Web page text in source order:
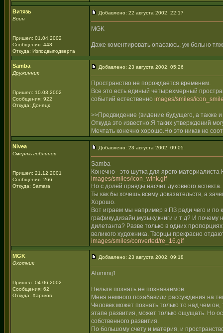
Витязь
Воин
Пришел: 01.04.2002
Сообщения: 448
Откуда: Изподвыподверта
Добавлено: 22 августа 2002, 22:17
MGK
Даже коментировать опасаюсь, уж больно
Samba
Дружинник
Пришел: 10.03.2002
Сообщения: 922
Откуда: Донецк
Добавлено: 23 августа 2002, 05:26
Пространство не порождается временем.
Все это есть единый четырехмерный
событий естественно images/smiles/
>>Предвидение (видение будущего, а также
Откуда это известно.Я таких утверждений
Мечтать конечно хорошо.Но это никак не
Nivea
Смерть гоблинов
Пришел: 21.12.2001
Сообщения: 266
Откуда: Samara
Добавлено: 23 августа 2002, 09:05
Samba
Конечно - это шутка для ярого материалиста
images/smiles/icon_wink.gif
Но с долей правды насчет духовного аспекта.
Ты как бы хочешь всему доказательств, а
Хорошо.
Вот играем мы например в ПЗ ради чего и по
графику,дизайн,музыку,книги и т д? И
дилетанта? Разве только в одних
великого художника. Творцы прекрасно
images/smiles/converted/re_16.gif
MGK
Охотник
Пришел: 04.06.2002
Сообщения: 62
Откуда: Харьков
Добавлено: 23 августа 2002, 09:18
Aluminij1
Нельзя познать не познаваемое.
Меня немного позабавили рассуждения на
Человек может познать только то над чем
этапе развития, может только ощущать. Но
собственного развития.
По большому счету и материя, и